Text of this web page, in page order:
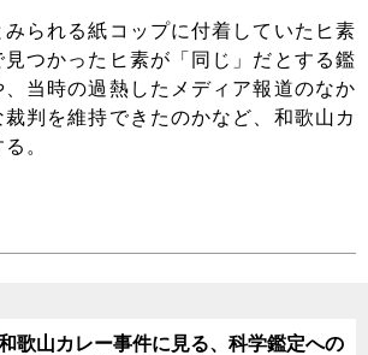
られる紙コップに付着していたヒ素
見つかったヒ素が「同じ」だとする鑑
当時の過熱したメディア報道のなか
判を維持できたのかなど、和歌山カ
。
歌山カレー事件に見る、科学鑑定への